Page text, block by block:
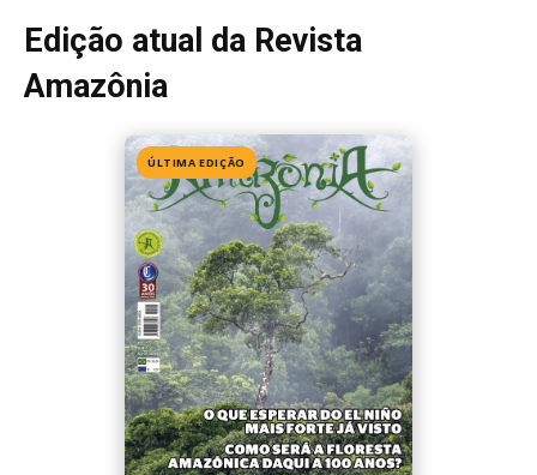
Edição 155· Julho 2026
📖 Ler agora
Mais lidas da semana